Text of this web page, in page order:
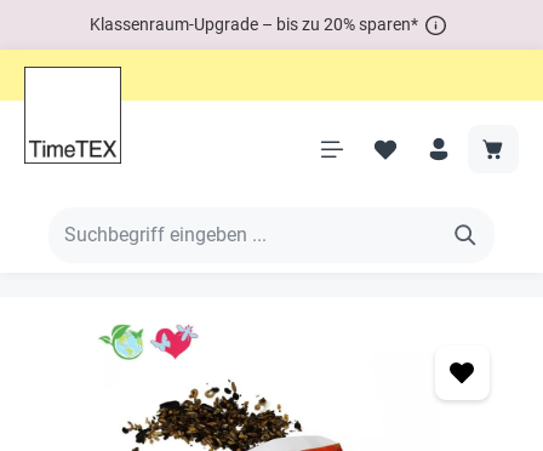
Klassenraum-Upgrade – bis zu 20% sparen*